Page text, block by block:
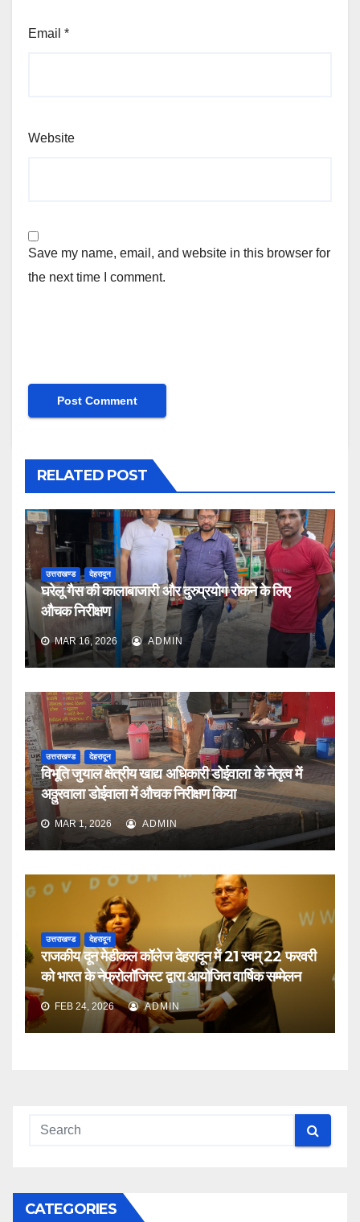
Email *
Website
Save my name, email, and website in this browser for
the next time I comment.
RELATED POST
उत्तराखण्ड देहरादून
घरेलू गैस की कालाबाजारी और दुरुप्रयोग रोकने के लिए
औचक निरीक्षण
MAR 16, 2026 ADMIN
उत्तराखण्ड देहरादून
विभूति जुयाल क्षेत्रीय खाद्य अधिकारी डोईवाला के नेतृत्व में
अठ्ठुरवाला डोईवाला में औचक निरीक्षण किया
MAR 1, 2026 ADMIN
उत्तराखण्ड देहरादून
राजकीय दून मेडीकल कॉलेज देहरादून में 21 स्वम् 22 फरवरी
को भारत के नेफ्रोलॉजिस्ट द्वारा आयोजित वार्षिक सम्मेलन
FEB 24, 2026 ADMIN
CATEGORIES